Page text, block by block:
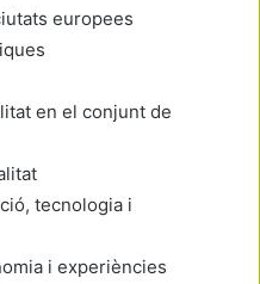
europees
en el conjunt de
tecnologia i
i experiències